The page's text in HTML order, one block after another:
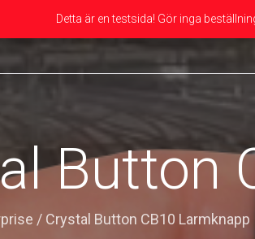
Button
/ Crystal Button CB10 Larmknapp
Detta är en testsida! Gör inga